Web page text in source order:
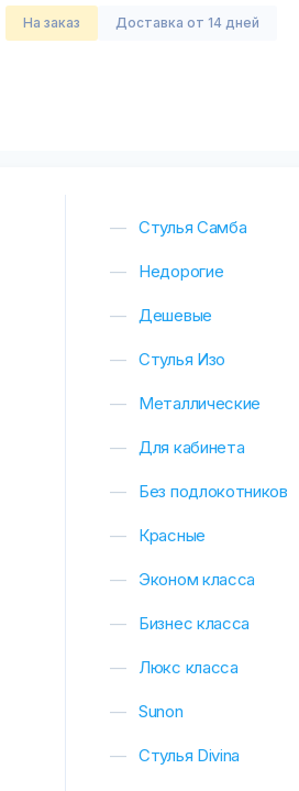
На заказ Доставка от 14 дней
Стулья Самба
Недорогие
Дешевые
Стулья Изо
Металлические
Для кабинета
Без подлокотников
Красные
Эконом класса
Бизнес класса
Люкс класса
Sunon
Стулья Divina